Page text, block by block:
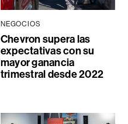
NEGOCIOS
Chevron supera las
expectativas con su
mayor ganancia
trimestral desde 2022